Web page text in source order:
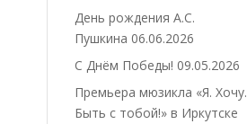
День рождения А.С.
Пушкина 06.06.2026
С Днём Победы! 09.05.2026
Премьера мюзикла «Я. Хочу.
Быть с тобой!» в Иркутске